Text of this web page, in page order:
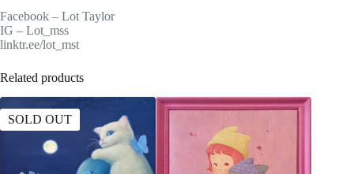
Facebook – Lot Taylor
IG – Lot_mss
linktr.ee/lot_mst
Related products
SOLD OUT